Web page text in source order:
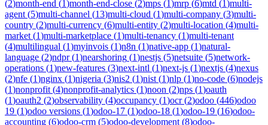
(2)month-end (1)month-end-close (2)mps (1)mrp (6)mtd (1)multi-
agent (5)multi-channel (13)multi-cloud (1)multi-company (3)multi-
country (2)multi-currency (6)multi-entity (2)multi-location (4)multi-
market (1)multi-marketplace (1)multi-tenancy (1)multi-tenant
(4)multilingual (1)myinvois (1)n8n (1)native-app (1)natural-
language (2)ndpr(1)nearshoring (1)nestjs (5)netsuite (5)network-
operations (1)new-features (3)next-intl (1)next-js (1)nextjs (4)nexus
(2)nfe (1)nginx (1)nigeria (3)nis2 (1)nist (1)nlp (1)no-code (6)nodejs
(1)nonprofit (4)nonprofit-analytics (1)noon (2)nps (1)oauth
(1)oauth2 (2)observability (4)occupancy (1)ocr(2)odoo (446)odoo
19 (1)odoo versions (1)odoo-17 (1)odoo-18 (1)odoo-19 (16)odoo-
accounting (6)odoo-crm (5)odoo-development (8)odoo-